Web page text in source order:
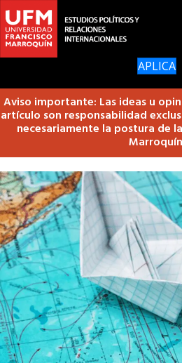
APLICA
Aviso importante: Las ideas u
artículo son responsabilidad
necesariamente la postura de